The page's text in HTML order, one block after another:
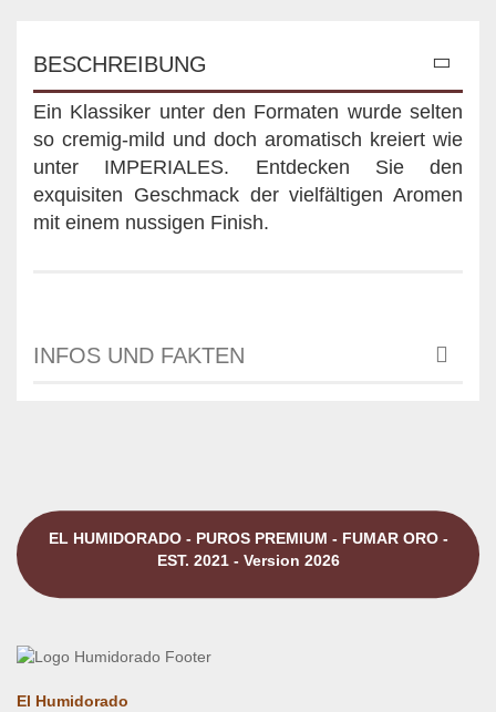
BESCHREIBUNG
Ein Klassiker unter den Formaten wurde selten
so cremig-mild und doch aromatisch kreiert wie
unter IMPERIALES. Entdecken Sie den
exquisiten Geschmack der vielfältigen Aromen
mit einem nussigen Finish.
INFOS UND FAKTEN
EL HUMIDORADO - PUROS PREMIUM - FUMAR ORO -
EST. 2021 - Version 2026
El Humidorado